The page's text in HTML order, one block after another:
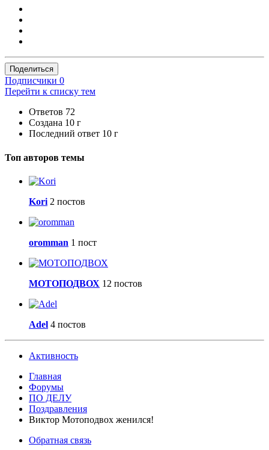
Поделиться
Подписчики 0
Перейти к списку тем
Ответов 72
Создана 10 г
Последний ответ 10 г
Топ авторов темы
Kori 2 постов
oromman 1 пост
МОТОПОДВОХ 12 постов
Adel 4 постов
Активность
Главная
Форумы
ПО ДЕЛУ
Поздравления
Виктор Мотоподвох женился!
Обратная связь